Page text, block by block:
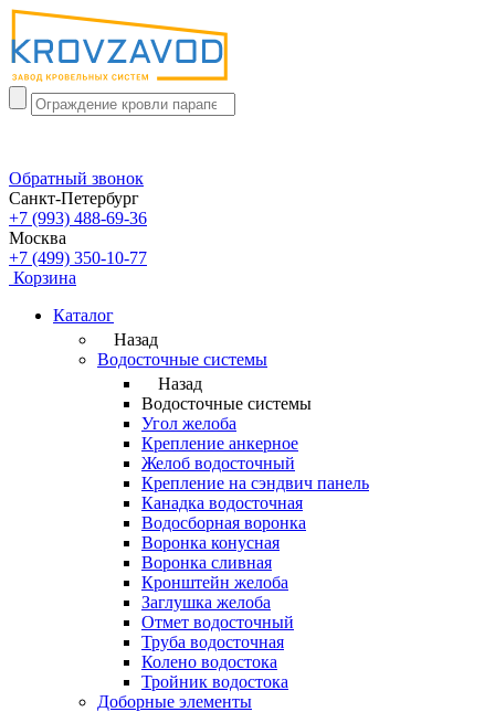
Обратный звонок
Санкт-Петербург
+7 (993) 488-69-36
Москва
+7 (499) 350-10-77
Корзина
Каталог
Назад
Водосточные системы
Назад
Водосточные системы
Угол желоба
Крепление анкерное
Желоб водосточный
Крепление на сэндвич панель
Канадка водосточная
Водосборная воронка
Воронка конусная
Воронка сливная
Кронштейн желоба
Заглушка желоба
Отмет водосточный
Труба водосточная
Колено водостока
Тройник водостока
Доборные элементы